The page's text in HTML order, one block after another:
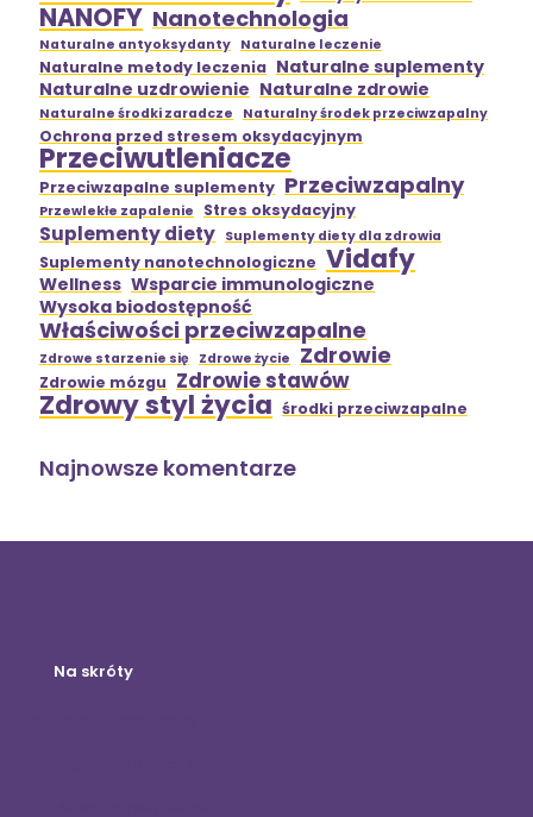
NANOFY Nanotechnologia
Naturalne antyoksydanty Naturalne leczenie
Naturalne metody leczenia Naturalne suplementy
Naturalne uzdrowienie Naturalne zdrowie
Naturalne środki zaradcze Naturalny środek przeciwzapalny
Ochrona przed stresem oksydacyjnym
Przeciwutleniacze
Przeciwzapalne suplementy Przeciwzapalny
Przewlekłe zapalenie Stres oksydacyjny
Suplementy diety Suplementy diety dla zdrowia
Suplementy nanotechnologiczne Vidafy
Wellness Wsparcie immunologiczne
Wysoka biodostępność
Właściwości przeciwzapalne
Zdrowe starzenie się Zdrowe życie Zdrowie
Zdrowie mózgu Zdrowie stawów
Zdrowy styl życia środki przeciwzapalne
Najnowsze komentarze
Na skróty